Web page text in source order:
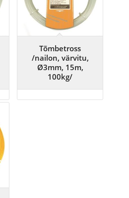
Tõmbetross
/nailon, värvitu,
Ø3mm, 15m,
100kg/